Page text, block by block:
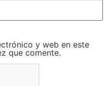
y web en este
que comente.